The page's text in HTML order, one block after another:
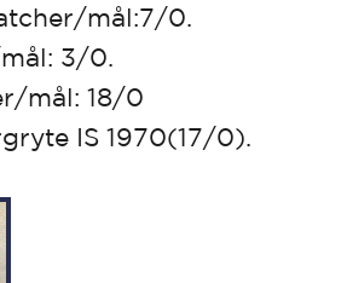
mål:7/0.
3/0.
mål: 18/0
IS 1970(17/0).